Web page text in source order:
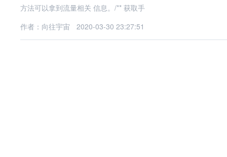
方法可以拿到流量相关 信息。/** 获取手
作者：向往宇宙
2020-03-30 23:27:51